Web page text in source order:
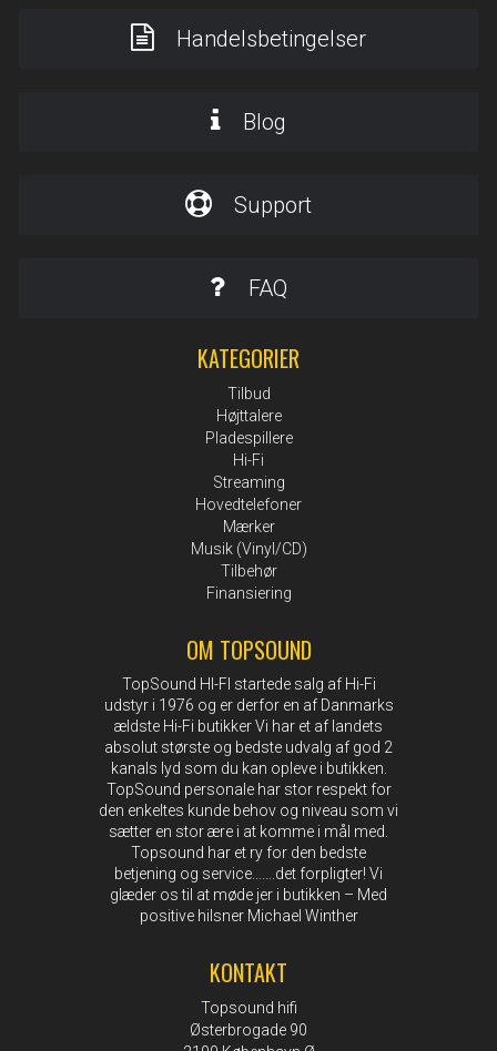
Handelsbetingelser
Blog
Support
FAQ
KATEGORIER
Tilbud
Højttalere
Pladespillere
Hi-Fi
Streaming
Hovedtelefoner
Mærker
Musik (Vinyl/CD)
Tilbehør
Finansiering
OM TOPSOUND
TopSound HI-FI startede salg af Hi-Fi
udstyr i 1976 og er derfor en af Danmarks
ældste Hi-Fi butikker Vi har et af landets
absolut største og bedste udvalg af god 2
kanals lyd som du kan opleve i butikken.
TopSound personale har stor respekt for
den enkeltes kunde behov og niveau som vi
sætter en stor ære i at komme i mål med.
Topsound har et ry for den bedste
betjening og service…….det forpligter! Vi
glæder os til at møde jer i butikken – Med
positive hilsner Michael Winther
KONTAKT
Topsound hifi
Østerbrogade 90